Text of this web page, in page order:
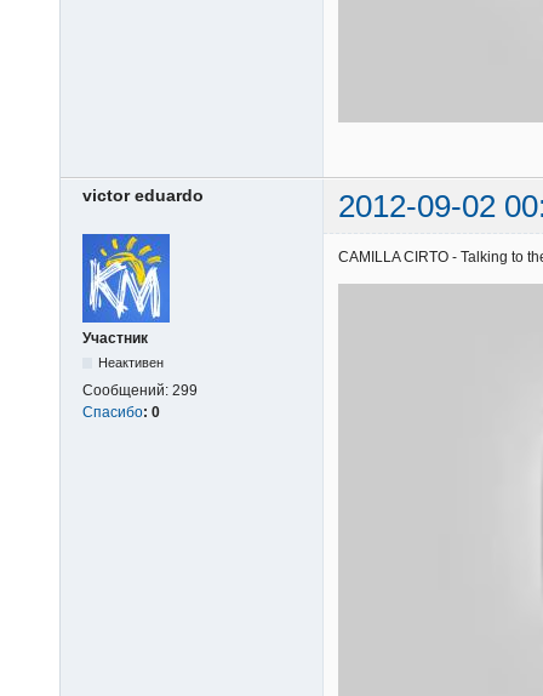
victor eduardo 2012-09-02
Участник
Неактивен
Сообщений: 299
Спасибо: 0
CAMILLA CIRTO - Talking to